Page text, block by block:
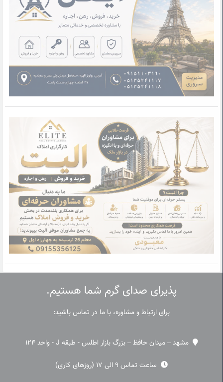
پذیرای صدای گرم شما هستیم.
برای ارتباط و مشاوره، با ما در تماس باشید:
مشهد – میدان حافظ – بزرگ بازار اطلس - طبقه J - واحد 124
ساعت تماس 9 الی 17 (روزهای کاری)